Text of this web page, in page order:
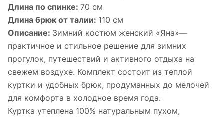
Длина по спинке: 70 см
Длина брюк от талии: 110 см
Описание: Зимний костюм женский «Яна»—
практичное и стильное решение для зимних
прогулок, путешествий и активного отдыха на
свежем воздухе. Комплект состоит из теплой
куртки и удобных брюк, продуманных до мелочей
для комфорта в холодное время года.
Куртка утеплена 100% натуральным пухом,